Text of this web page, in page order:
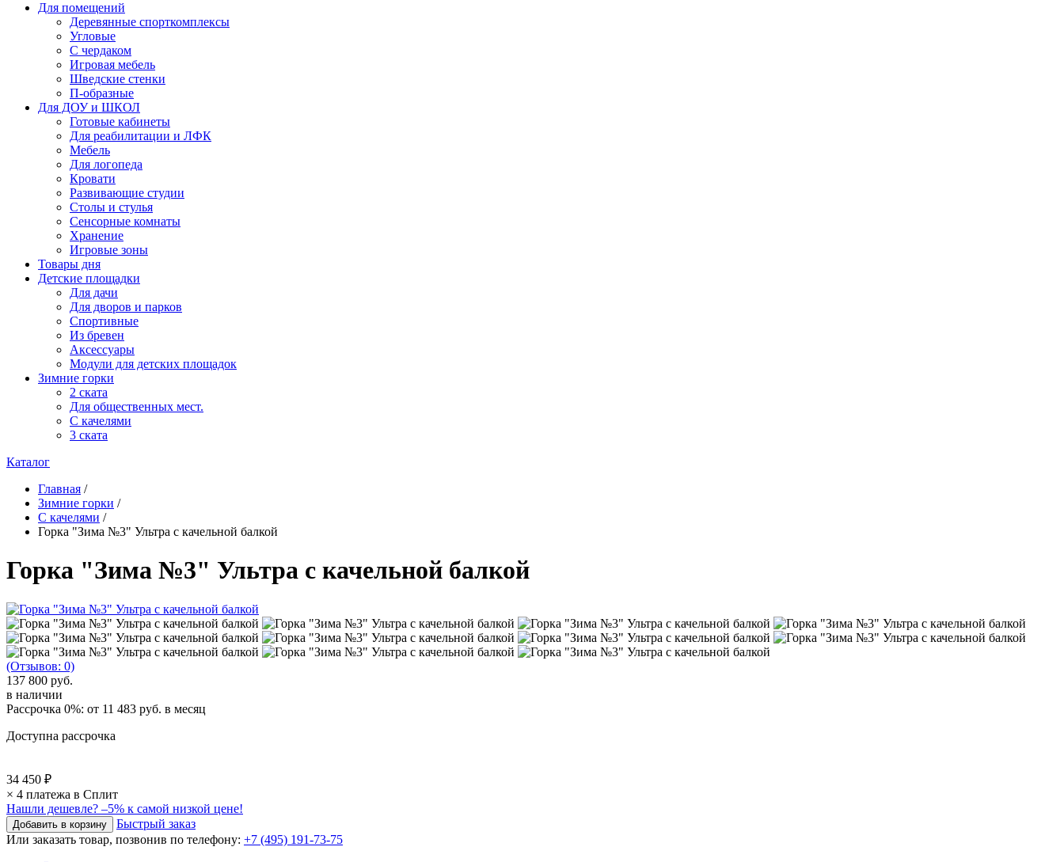
Для помещений
Деревянные спорткомплексы
Угловые
С чердаком
Игровая мебель
Шведские стенки
П-образные
Для ДОУ и ШКОЛ
Готовые кабинеты
Для реабилитации и ЛФК
Мебель
Для логопеда
Кровати
Развивающие студии
Столы и стулья
Сенсорные комнаты
Хранение
Игровые зоны
Товары дня
Детские площадки
Для дачи
Для дворов и парков
Спортивные
Из бревен
Аксессуары
Модули для детских площадок
Зимние горки
2 ската
Для общественных мест.
С качелями
3 ската
Каталог
Главная /
Зимние горки /
С качелями /
Горка "Зима №3" Ультра с качельной балкой
Горка "Зима №3" Ультра с качельной балкой
(Отзывов: 0)
137 800 руб.
в наличии
Рассрочка 0%: от 11 483 руб. в месяц
Доступна рассрочка
34 450 ₽
× 4 платежа в Сплит
Нашли дешевле? –5% к самой низкой цене!
Быстрый заказ
Или заказать товар, позвонив по телефону: +7 (495) 191-73-75